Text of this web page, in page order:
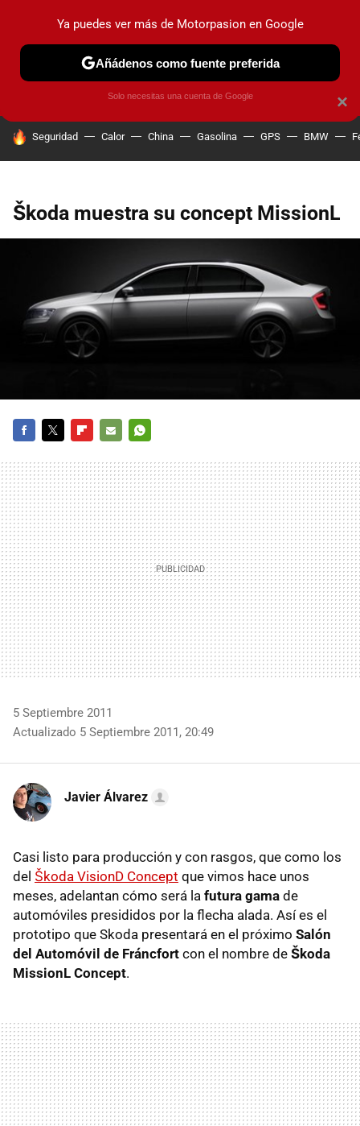
PRUEBAS COCHES ELÉCTRICOS OBSERVATORIO
HOY SE HABLA DE
Seguridad Calor China Gasolina GPS BMW
Škoda muestra su concept MissionL
MAIL
5 Septiembre 2011
Actualizado 5 Septiembre 2011, 20:49
Javier Álvarez
Casi listo para producción y con rasgos, que como los
del Škoda VisionD Concept que vimos hace unos
meses, adelantan cómo será la futura gama de
automóviles presididos por la flecha alada. Así es el
prototipo que Skoda presentará en el próximo Salón
del Automóvil de Fráncfort con el nombre de Škoda
MissionL Concept.
×
Ya puedes ver más de Motorpasion en Google
Añádenos como fuente preferida
Solo necesitas una cuenta de Google